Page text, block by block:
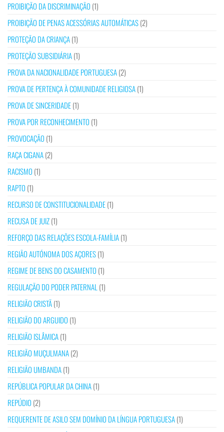
PROIBIÇÃO DA DISCRIMINAÇÃO (1)
PROIBIÇÃO DE PENAS ACESSÓRIAS AUTOMÁTICAS(2)
PROTEÇÃO DA CRIANÇA(1)
PROTEÇÃO SUBSIDIÁRIA(1)
PROVA DA NACIONALIDADE PORTUGUESA(2)
PROVA DE PERTENÇA À COMUNIDADE RELIGIOSA(1)
PROVA DE SINCERIDADE(1)
PROVA POR RECONHECIMENTO (1)
PROVOCAÇÃO (1)
RAÇA CIGANA(2)
RACISMO (1)
RAPTO (1)
RECURSO DE CONSTITUCIONALIDADE(1)
RECUSA DE JUIZ(1)
REFORÇO DAS RELAÇÕES ESCOLA-FAMÍLIA(1)
REGIÃO AUTÓNOMA DOS AÇORES(1)
REGIME DE BENS DO CASAMENTO (1)
REGULAÇÃO DO PODER PATERNAL (1)
RELIGIÃO CRISTÃ(1)
RELIGIÃO DO ARGUIDO (1)
RELIGIÃO ISLÂMICA(1)
RELIGIÃO MUÇULMANA(2)
RELIGIÃO UMBANDA(1)
REPÚBLICA POPULAR DA CHINA(1)
REPÚDIO (2)
REQUERENTE DE ASILO SEM DOMÍNIO DA LÍNGUA PORTUGUESA(1)